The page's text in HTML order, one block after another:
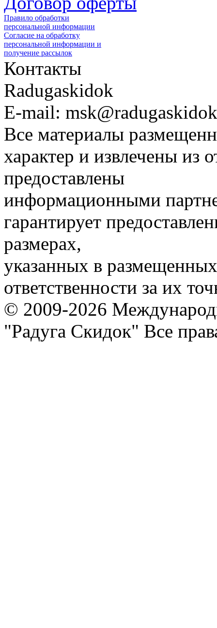
Правило обработки
персональной информации
Согласие на обработку
персональной информации и
получение рассылок
Контакты
Radugaskidok
E-mail:
Все материалы
характер и извлечены из
предоставлены
информационными
гарантирует
размерах,
указанных в
ответственности за их
© 2009-2026
"Радуга Скидок" Все